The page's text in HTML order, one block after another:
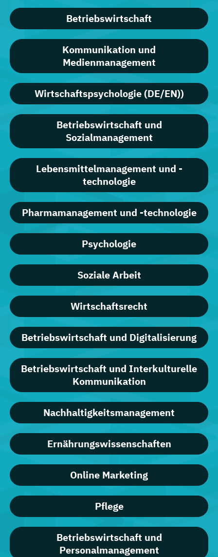
Betriebswirtschaft
Kommunikation und
Medienmanagement
Wirtschaftspsychologie (DE/EN))
Betriebswirtschaft und
Sozialmanagement
Lebensmittelmanagement und -
technologie
Pharmamanagement und -technologie
Psychologie
Soziale Arbeit
Wirtschaftsrecht
Betriebswirtschaft und Digitalisierung
Betriebswirtschaft und Interkulturelle
Kommunikation
Nachhaltigkeitsmanagement
Ernährungswissenschaften
Online Marketing
Pflege
Betriebswirtschaft und
Personalmanagement